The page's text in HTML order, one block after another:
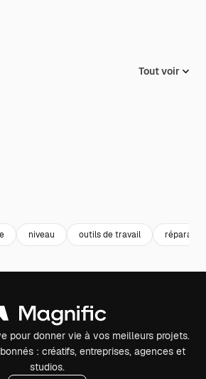
Tout voir
niveau outils de travail
pour donner vie à vos meilleurs projets.
: créatifs, entreprises, agences et
studios.